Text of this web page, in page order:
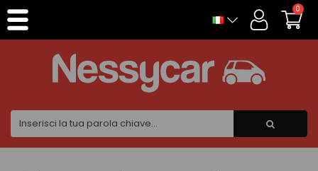
0
Pannello di gestione dei cookies